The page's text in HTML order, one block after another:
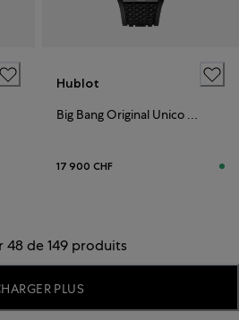
Hublot
Big Bang Original Unico Titanium Ceramic
17 900 CHF
48 de 149 produits
PLUS